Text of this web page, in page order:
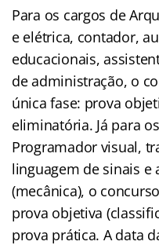
Para os cargos de
e elétrica, contador,
educacionais,
de administração, o
única fase: prova
eliminatória. Já para
Programador visual,
linguagem de sinais e
(mecânica), o
prova objetiva
prova prática. A data